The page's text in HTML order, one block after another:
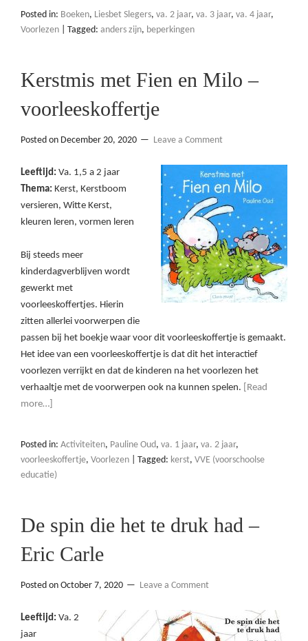
Posted in: Boeken, Liesbet Slegers, va. 2 jaar, va. 3 jaar, va. 4 jaar,
Voorlezen
Tagged: anders zijn, beperkingen
Kerstmis met Fien en Milo –
voorleeskoffertje
Posted on December 20, 2020 Leave a Comment
Leeftijd: Va. 1,5 a 2 jaar
Thema: Kerst, Kerstboom
versieren, Witte Kerst,
kleuren leren, vormen leren
Bij steeds meer
kinderdagverblijven wordt
gewerkt met
voorleeskoffertjes. Hierin
zitten allerlei voorwerpen die
passen bij het boekje waar voor dit voorleeskoffertje is gemaakt.
Het idee van een voorleeskoffertje is dat dit het interactief
voorlezen verrijkt en dat de kinderen na het voorlezen het
verhaaltje met de voorwerpen ook na kunnen spelen.
[Read
more…]
Posted in: Activiteiten, Pauline Oud, va. 1 jaar, va. 2 jaar,
voorleeskoffertje, Voorlezen Tagged: kerst, VVE (voorschoolse
educatie)
De spin die het te druk had –
Eric Carle
Posted on October 7, 2020 Leave a Comment
Leeftijd: Va. 2
jaar